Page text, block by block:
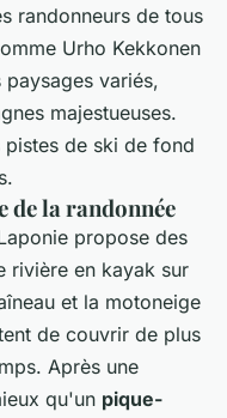
randonneurs de tous
Urho Kekkonen
variés,
majestueuses.
pistes de ski de fond
de la randonnée
propose des
rivière en kayak sur
et la motoneige
de couvrir de plus
Après une
qu'un pique-